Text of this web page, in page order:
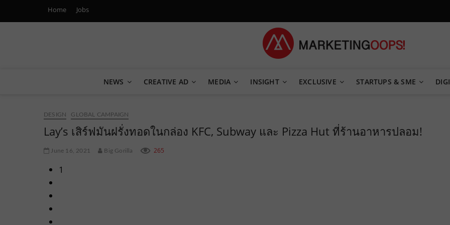
Home Jobs
Marketing Oops!
NEWS CREATIVE AD MEDIA INSIGHT EXCLUSIVE STARTUPS & SME
DESIGN GLOBAL CAMPAIGN
Lay’s เสิร์ฟมันฝรั่งทอดในกล่อง KFC, Subway และ Pizza Hut ที่ร้านอาหารปลอม!
June 16, 2021 Big Gorilla 265
1